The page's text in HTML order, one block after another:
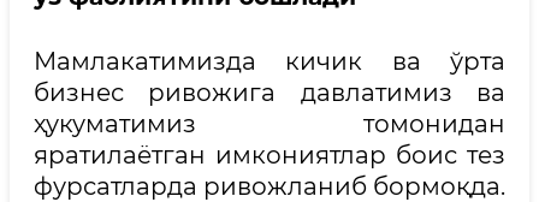
Мамлакатимизда кичик ва ўрта
бизнес ривожига давлатимиз ва
ҳукуматимиз томонидан
яратилаётган имкониятлар боис тез
фурсатларда ривожланиб бормоқда.